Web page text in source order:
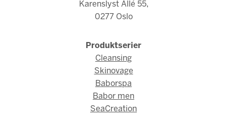
Karenslyst Allé 55,
0277 Oslo
Produktserier
Cleansing
Skinovage
Baborspa
Babor men
SeaCreation